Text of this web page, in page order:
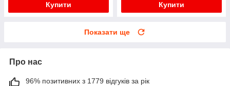
Купити Купити
Показати ще
Про нас
96% позитивних з 1779 відгуків за рік